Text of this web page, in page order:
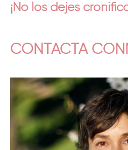
¡No los dejes
CONTACTA